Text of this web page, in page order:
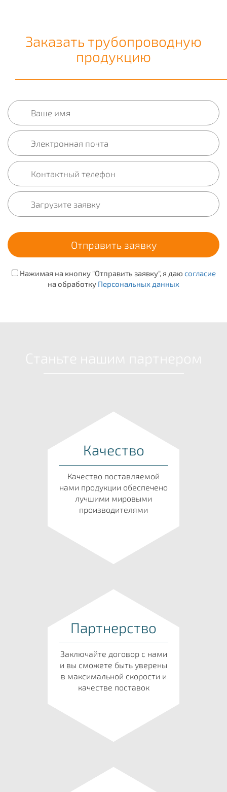
Заказать трубопроводную
продукцию
Нажимая на кнопку "Отправить заявку", я даю согласие
на обработку Персональных данных
Качество
Качество поставляемой
нами продукции обеспечено
лучшими мировыми
производителями
Партнерство
Заключайте договор с нами
и вы сможете быть уверены
в максимальной скорости и
качестве поставок